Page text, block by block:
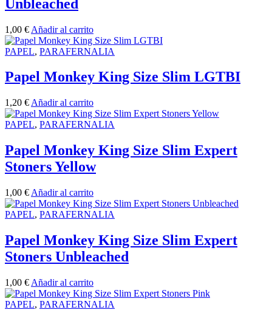
Unbleached
1,00 € Añadir al carrito
PAPEL, PARAFERNALIA
Papel Monkey King Size Slim LGTBI
1,20 € Añadir al carrito
PAPEL, PARAFERNALIA
Papel Monkey King Size Slim Expert
Stoners Yellow
1,00 € Añadir al carrito
PAPEL, PARAFERNALIA
Papel Monkey King Size Slim Expert
Stoners Unbleached
1,00 € Añadir al carrito
PAPEL, PARAFERNALIA